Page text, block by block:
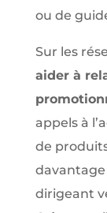
ou de
Sur les
aider à
appels à
de
davantage
dirigeant